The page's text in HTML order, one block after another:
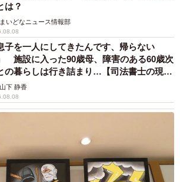
は？
まいどなニュース情報部
子を一人にしてきたんです、帰らない
施設に入った90歳母、障害のある60歳次
の暮らしは行き詰まり…【司法書士の現場
】
山下 静香